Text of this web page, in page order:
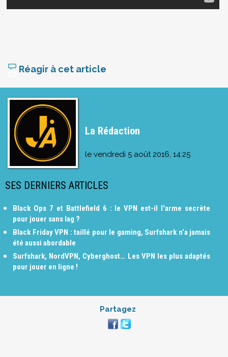
Réagir à cet article
La Rédaction
le vendredi 5 août 2016, 14:25
SES DERNIERS ARTICLES
Black Ops 7 et Battlefield 6 : le VPN est-il l'arme secrète
pour jouer sans lag ?
Black Friday VPN : taillé pour le gaming, Surfshark n’a jamais
été aussi abordable
Surfshark, NordVPN, Cyberghost… Les VPN les plus adaptés
pour jouer en ligne !
Partagez